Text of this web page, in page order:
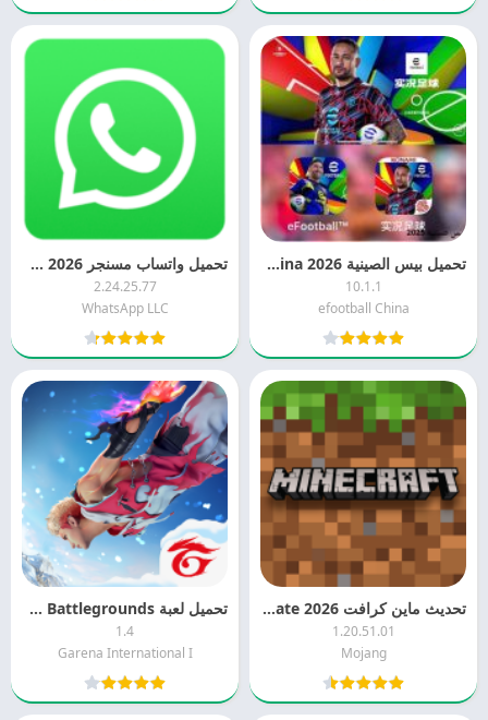
تحميل بيس الصينية 2026 efootball China للاندرويد مجانا
10.1.1
efootball China
تحميل واتساب مسنجر 2026 WhatsApp Messenger APK
2.24.25.77
WhatsApp LLC
تحديث ماين كرافت 2026 Minecraft Update
1.20.51.01
Mojang
تحميل لعبة Free Fire Battlegrounds مهكرة 2026
1.4
Garena International I